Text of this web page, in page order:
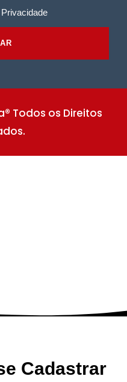
Todos os Direitos
Cadastrar